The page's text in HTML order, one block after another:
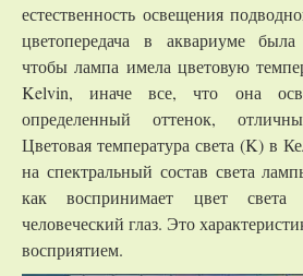
естественность освещения
цветопередача в аквариуме
чтобы лампа имела цветовую
Kelvin, иначе все, что она
определенный оттенок,
Цветовая температура света (K) в
на спектральный состав света
как воспринимает цвет
человеческий глаз. Это
восприятием.